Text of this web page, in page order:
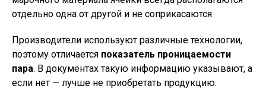
отдельно одна от другой и не соприкасаются.
Производители используют различные технологии,
поэтому отличается показатель проницаемости
пара. В документах такую информацию указывают, а
если нет — лучше не приобретать продукцию.